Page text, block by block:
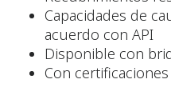
Capacidades de
acuerdo con API
Disponible con
Con